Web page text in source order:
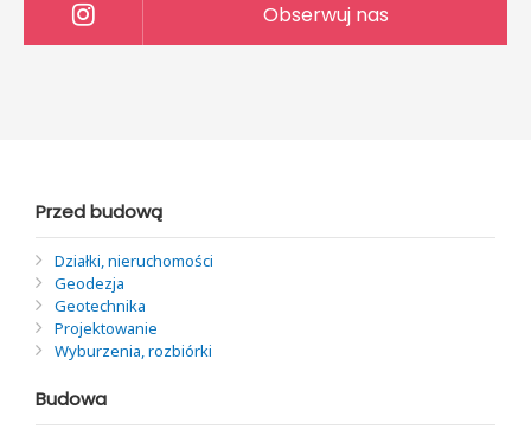
Obserwuj nas
Przed budową
Działki, nieruchomości
Geodezja
Geotechnika
Projektowanie
Wyburzenia, rozbiórki
Budowa